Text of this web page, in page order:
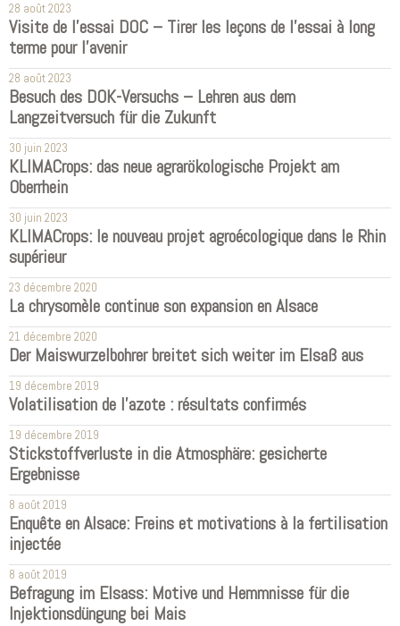
28 août 2023
Visite de l'essai DOC – Tirer les leçons de l'essai à long
terme pour l'avenir
28 août 2023
Besuch des DOK-Versuchs – Lehren aus dem
Langzeitversuch für die Zukunft
30 juin 2023
KLIMACrops: das neue agrarökologische Projekt am
Oberrhein
30 juin 2023
KLIMACrops: le nouveau projet agroécologique dans le Rhin
supérieur
23 décembre 2020
La chrysomèle continue son expansion en Alsace
21 décembre 2020
Der Maiswurzelbohrer breitet sich weiter im Elsaß aus
19 décembre 2019
Volatilisation de l'azote : résultats confirmés
19 décembre 2019
Stickstoffverluste in die Atmosphäre: gesicherte
Ergebnisse
8 août 2019
Enquête en Alsace: Freins et motivations à la fertilisation
injectée
8 août 2019
Befragung im Elsass: Motive und Hemmnisse für die
Injektionsdüngung bei Mais